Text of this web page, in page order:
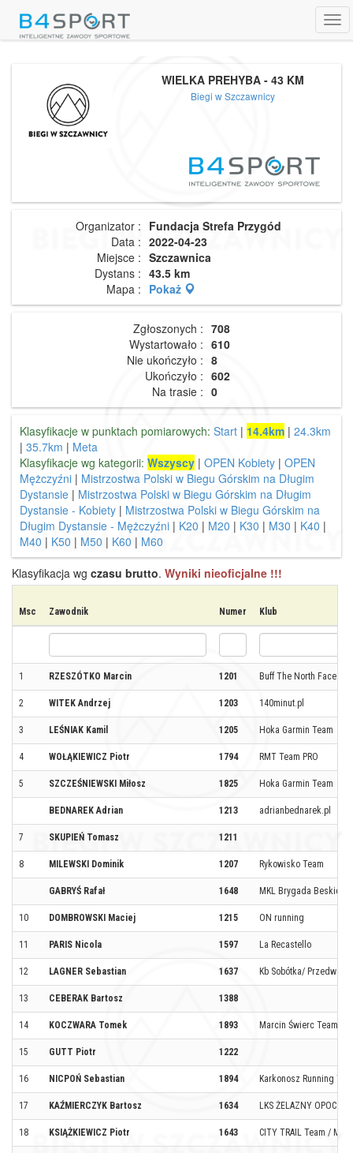
WIELKA PREHYBA - 43 KM
Biegi w Szczawnicy
Organizator : Fundacja Strefa Przygód
Data : 2022-04-23
Miejsce : Szczawnica
Dystans : 43.5 km
Mapa : Pokaż
Zgłoszonych : 708
Wystartowało : 610
Nie ukończyło : 8
Ukończyło : 602
Na trasie : 0
Klasyfikacje w punktach pomiarowych: Start | 14.4km | 24.3km
| 35.7km | Meta
Klasyfikacje wg kategorii: Wszyscy | OPEN Kobiety | OPEN
Mężczyźni | Mistrzostwa Polski w Biegu Górskim na Długim
Dystansie | Mistrzostwa Polski w Biegu Górskim na Długim
Dystansie - Kobiety | Mistrzostwa Polski w Biegu Górskim na
Długim Dystansie - Mężczyźni | K20 | M20 | K30 | M30 | K40 |
M40 | K50 | M50 | K60 | M60
Klasyfikacja wg czasu brutto. Wyniki nieoficjalne !!!
Msc Zawodnik Numer Klub
1 RZESZÓTKO Marcin 1201 Buff The North Face
2 WITEK Andrzej 1203 140minut.pl
3 LEŚNIAK Kamil 1205 Hoka Garmin Team
4 WOŁĄKIEWICZ Piotr 1794 RMT Team PRO
5 SZCZEŚNIEWSKI Miłosz 1825 Hoka Garmin Team
BEDNAREK Adrian 1213 adrianbednarek.pl
7 SKUPIEŃ Tomasz 1211
8 MILEWSKI Dominik 1207 Rykowisko Team
GABRYŚ Rafał 1648 MKL Brygada
10 DOMBROWSKI Maciej 1215 ON running
11 PARIS Nicola 1597 La Recastello
12 LAGNER Sebastian 1637 Kb Sobótka/
13 CEBERAK Bartosz 1388
14 KOCZWARA Tomek 1893 Marcin Świerc Team
15 GUTT Piotr 1222
16 NICPOŃ Sebastian 1894 Karkonosz Running
17 KAŹMIERCZYK Bartosz 1634 LKS ŻELAZNY
18 KSIĄŻKIEWICZ Piotr 1643 CITY TRAIL Team /